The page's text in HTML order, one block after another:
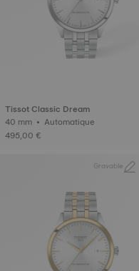
Tissot Classic Dream
40 mm • Automatique
495,00 €
Gravable